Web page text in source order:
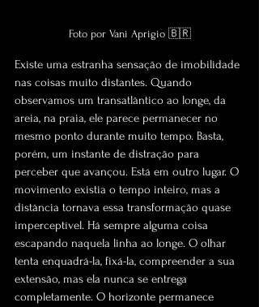
Foto por Vani Aprigio 🇧🇷
Existe uma estranha sensação de imobilidade
nas coisas muito distantes. Quando
observamos um transatlântico ao longe, da
areia, na praia, ele parece permanecer no
mesmo ponto durante muito tempo. Basta,
porém, um instante de distração para
perceber que avançou. Está em outro lugar. O
movimento existia o tempo inteiro, mas a
distância tornava essa transformação quase
imperceptível. Há sempre alguma coisa
escapando naquela linha ao longe. O olhar
tenta enquadrá-la, fixá-la, compreender a sua
extensão, mas ela nunca se entrega
completamente. O horizonte permanece